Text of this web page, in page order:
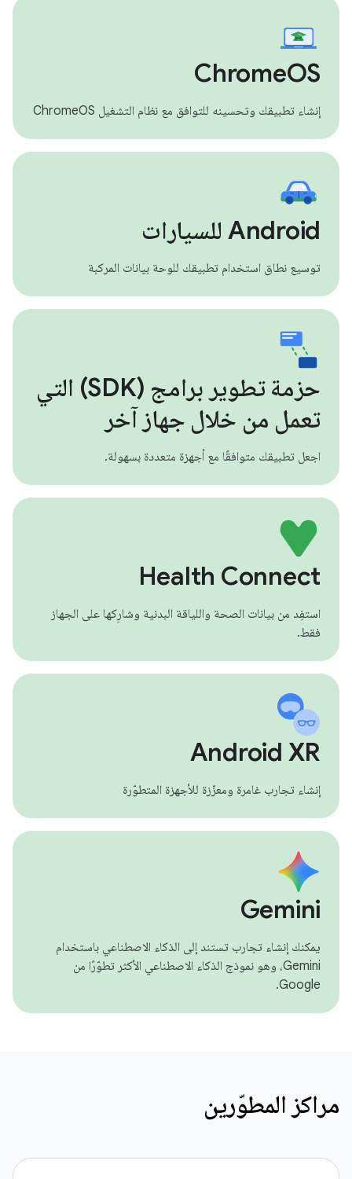
ChromeOS
إنشاء تطبيقك وتحسينه للتوافق مع نظام التشغيل ChromeOS
‫Android للسيارات
توسيع نطاق استخدام تطبيقك للوحة بيانات المركبة
حزمة تطوير برامج (SDK) التي
تعمل من خلال جهاز آخر
اجعل تطبيقك متوافقًا مع أجهزة متعددة بسهولة.
Health Connect
استفِد من بيانات الصحة واللياقة البدنية وشارِكها على الجهاز
فقط.
Android XR
إنشاء تجارب غامرة ومعزّزة للأجهزة المتطوّرة
Gemini
يمكنك إنشاء تجارب تستند إلى الذكاء الاصطناعي باستخدام
Gemini، وهو نموذج الذكاء الاصطناعي الأكثر تطوّرًا من
Google.
مراكز المطوّرين